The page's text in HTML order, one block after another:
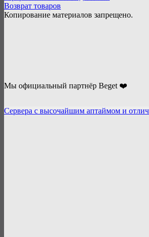
Возврат товаров
Копирование материалов запрещено.
Мы официальный партнёр Beget ❤️
Сервера с высочайшим аптаймом и